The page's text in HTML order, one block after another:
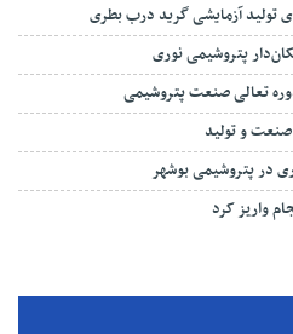
تولید آزمایشی گرید درب بطری
پتروشیمی نوری
تعالی صنعت پتروشیمی
و تولید
در پتروشیمی بوشهر